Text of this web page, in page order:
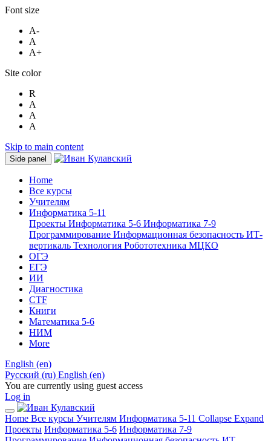
Font size
A-
A
A+
Site color
R
A
A
A
Skip to main content
Side panel
Home
Все курсы
Учителям
Информатика 5-11
Проекты Информатика 5-6 Информатика 7-9
Программирование Информационная безопасность ИТ-
вертикаль Технология Робототехника МЦКО
ОГЭ
ЕГЭ
ИИ
Диагностика
CTF
Книги
Математика 5-6
НИМ
More
English ‎(en)‎
Русский ‎(ru)‎ English ‎(en)‎
You are currently using guest access
Log in
Home Все курсы Учителям Информатика 5-11 Collapse Expand
Проекты Информатика 5-6 Информатика 7-9